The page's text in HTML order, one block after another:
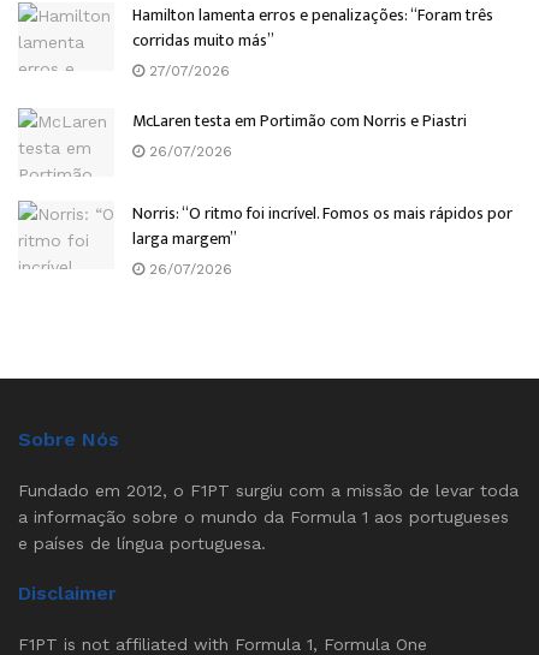
Hamilton lamenta erros e penalizações: “Foram três
corridas muito más”
27/07/2026
McLaren testa em Portimão com Norris e Piastri
26/07/2026
Norris: “O ritmo foi incrível. Fomos os mais rápidos por
larga margem”
26/07/2026
Sobre Nós
Fundado em 2012, o F1PT surgiu com a missão de levar toda
a informação sobre o mundo da Formula 1 aos portugueses
e países de língua portuguesa.
Disclaimer
F1PT is not affiliated with Formula 1, Formula One